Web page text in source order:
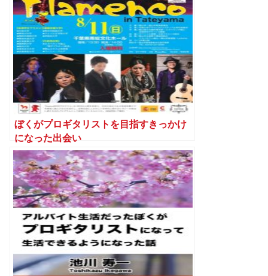
ぼくがプロギタリストを目指すきっかけ
になった出会い